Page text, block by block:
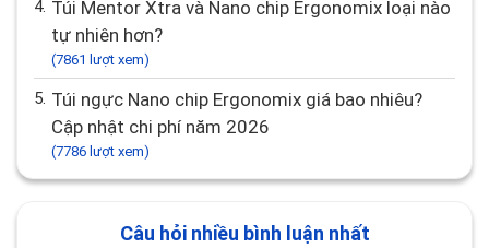
Bảng Size Túi Mentor Xtra Đầy Đủ & Cách Chọn
Size Phù Hợp Cho Dáng Ngực Tự Nhiên
(7973 lượt xem)
Túi Mentor Xtra và Nano chip Ergonomix loại nào
tự nhiên hơn?
Cập nhật chi phí năm 2026